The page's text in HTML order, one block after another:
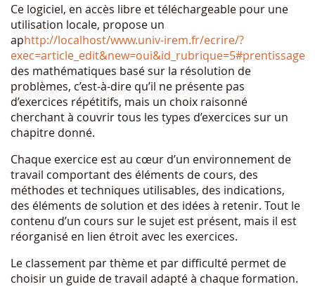
Ce logiciel, en accès libre et téléchargeable pour une
utilisation locale, propose un
aphttp://localhost/www.univ-irem.fr/ecrire/?
exec=article_edit&new=oui&id_rubrique=5#prentissage
des mathématiques basé sur la résolution de
problèmes, c’est-à-dire qu’il ne présente pas
d’exercices répétitifs, mais un choix raisonné
cherchant à couvrir tous les types d’exercices sur un
chapitre donné.
Chaque exercice est au cœur d’un environnement de
travail comportant des éléments de cours, des
méthodes et techniques utilisables, des indications,
des éléments de solution et des idées à retenir. Tout le
contenu d’un cours sur le sujet est présent, mais il est
réorganisé en lien étroit avec les exercices.
Le classement par thème et par difficulté permet de
choisir un guide de travail adapté à chaque formation.